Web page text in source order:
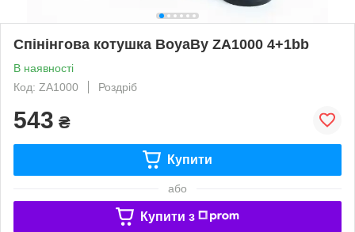
Спінінгова котушка BoyaBy ZA1000 4+1bb
В наявності
Код: ZA1000
Роздріб
543 ₴
Купити
або
Купити з